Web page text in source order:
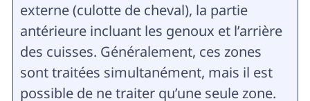
externe (culotte de cheval), la partie
antérieure incluant les genoux et l’arrière
des cuisses. Généralement, ces zones
sont traitées simultanément, mais il est
possible de ne traiter qu’une seule zone.